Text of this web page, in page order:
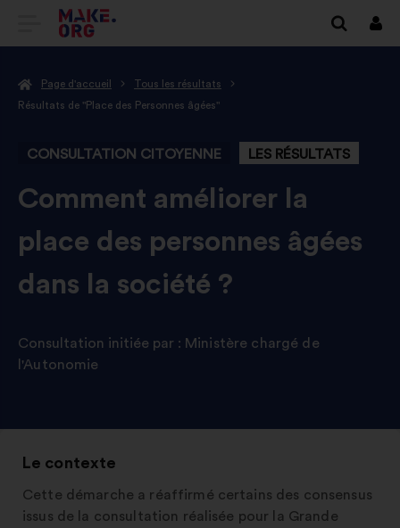
ALLER
L'ACCUEIL
SITE
MAKE.ORG
Se
Page d'accueil
Tous les résultats
Résultats de "Place des Personnes âgées"
CONSULTATION CITOYENNE LES RÉSULTATS
-
Comment améliorer la
place des personnes âgées
dans la société ?
Consultation initiée par : Ministère chargé de
l'Autonomie
Le contexte
Cette démarche a réaffirmé certains des consensus
issus de la consultation réalisée pour la Grande